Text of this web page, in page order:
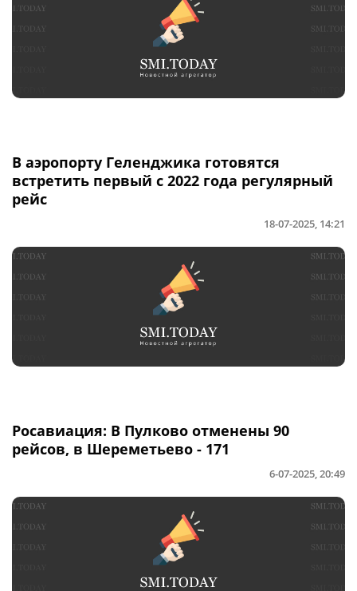
В аэропорту Геленджика готовятся
встретить первый с 2022 года регулярный
рейс
18-07-2025, 14:21
Росавиация: В Пулково отменены 90
рейсов, в Шереметьево - 171
6-07-2025, 20:49